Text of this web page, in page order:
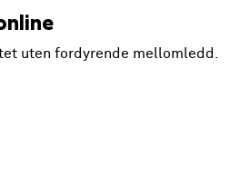
uten fordyrende mellomledd.